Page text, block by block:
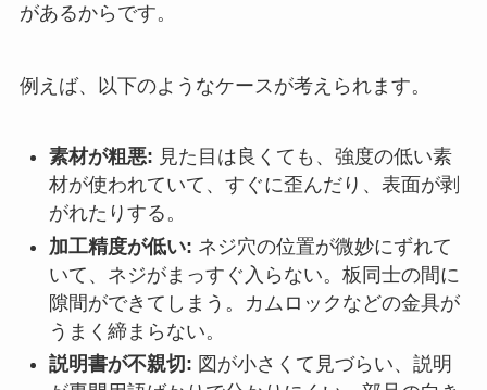
があるからです。
例えば、以下のようなケースが考えられます。
素材が粗悪: 見た目は良くても、強度の低い素
材が使われていて、すぐに歪んだり、表面が剥
がれたりする。
加工精度が低い: ネジ穴の位置が微妙にずれて
いて、ネジがまっすぐ入らない。板同士の間に
隙間ができてしまう。カムロックなどの金具が
うまく締まらない。
説明書が不親切: 図が小さくて見づらい、説明